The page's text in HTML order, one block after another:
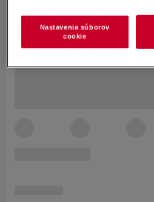
Nastavenia súborov
cookie